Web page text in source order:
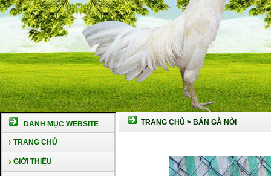
DANH MỤC WEBSITE
TRANG CHỦ
GIỚI THIỆU
TRANG CHỦ > BÁN GÀ NÒI